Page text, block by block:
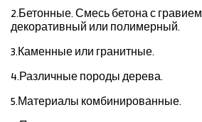
2.Бетонные. Смесь бетона с
декоративный или полимерный.
3.Каменные или гранитные.
4.Различные породы дерева.
5.Материалы комбинированные.